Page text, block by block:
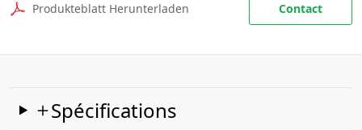
Produkteblatt Herunterladen Contact
Spécifications